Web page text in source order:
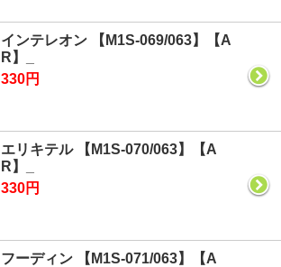
インテレオン 【M1S-069/063】【A
R】_
330円
エリキテル 【M1S-070/063】【A
R】_
330円
フーディン 【M1S-071/063】【A